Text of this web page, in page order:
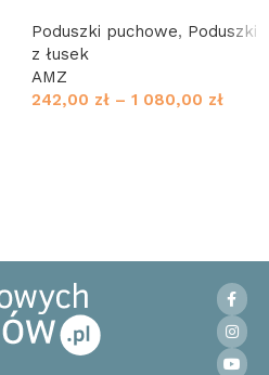
Poduszki puchowe, Poduszki
z łusek
AMZ
242,00 zł – 1 080,00 zł